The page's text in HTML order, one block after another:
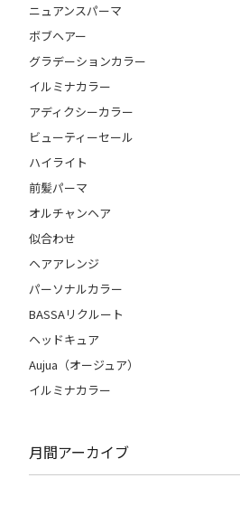
ニュアンスパーマ
ボブヘアー
グラデーションカラー
イルミナカラー
アディクシーカラー
ビューティーセール
ハイライト
前髪パーマ
オルチャンヘア
似合わせ
ヘアアレンジ
パーソナルカラー
BASSAリクルート
ヘッドキュア
Aujua（オージュア）
イルミナカラー
月間アーカイブ